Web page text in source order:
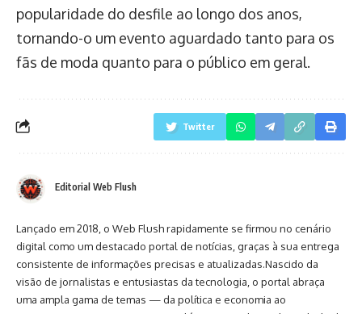
popularidade do desfile ao longo dos anos,
tornando-o um evento aguardado tanto para os
fãs de moda quanto para o público em geral.
Twitter
Editorial Web Flush
Lançado em 2018, o Web Flush rapidamente se firmou no cenário
digital como um destacado portal de notícias, graças à sua entrega
consistente de informações precisas e atualizadas.Nascido da
visão de jornalistas e entusiastas da tecnologia, o portal abraça
uma ampla gama de temas — da política e economia ao